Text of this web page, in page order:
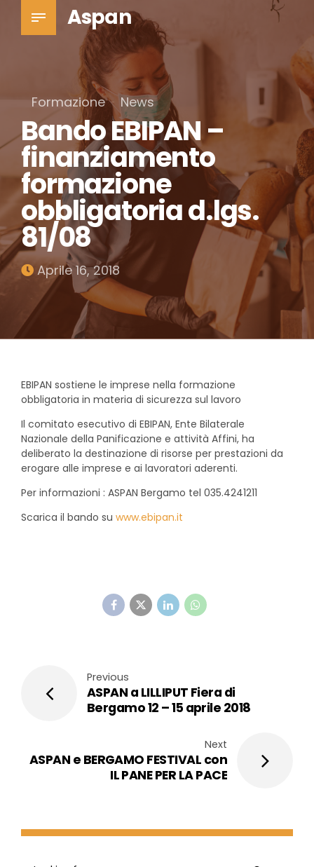
Aspan
Formazione News
Bando EBIPAN –
finanziamento
formazione
obbligatoria d.lgs.
81/08
Aprile 16, 2018
EBIPAN sostiene le imprese nella formazione
obbligatoria in materia di sicurezza sul lavoro
Il comitato esecutivo di EBIPAN, Ente Bilaterale
Nazionale della Panificazione e attività Affini, ha
deliberato la destinazione di risorse per prestazioni da
erogare alle imprese e ai lavoratori aderenti.
Per informazioni : ASPAN Bergamo tel 035.4241211
Scarica il bando su www.ebipan.it
Previous
ASPAN a LILLIPUT Fiera di
Bergamo 12 – 15 aprile 2018
Next
ASPAN e BERGAMO FESTIVAL con
IL PANE PER LA PACE